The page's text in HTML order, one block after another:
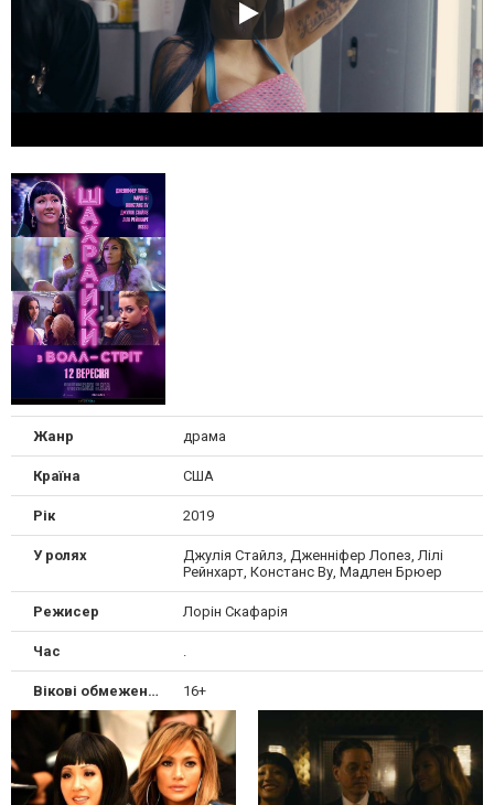
Жанр драма
Країна США
Рік 2019
У ролях
Джулія Стайлз, Дженніфер Лопез, Лілі
Рейнхарт, Констанс Ву, Мадлен Брюер
Режисер Лорін Скафарія
Час
Вікові обмеження 16+